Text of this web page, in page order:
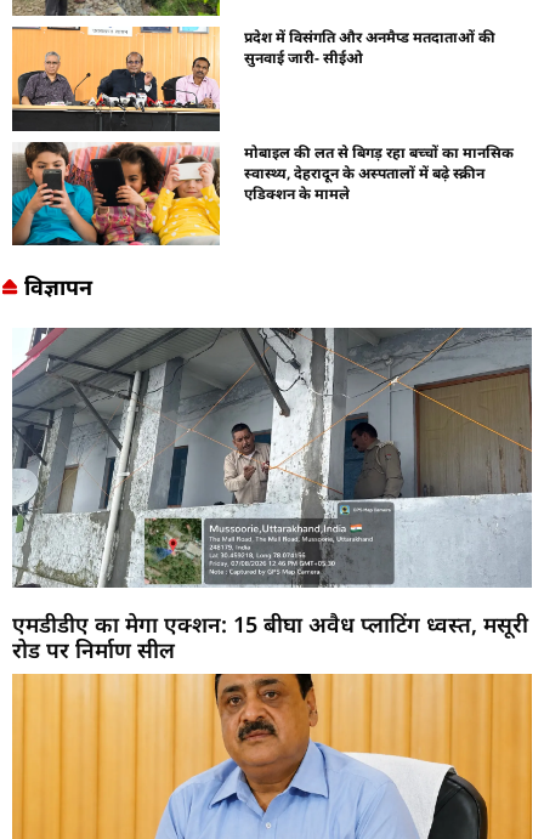
प्रदेश में विसंगति और अनमैप्ड मतदाताओं की
सुनवाई जारी- सीईओ
मोबाइल की लत से बिगड़ रहा बच्चों का मानसिक
स्वास्थ्य, देहरादून के अस्पतालों में बढ़े स्क्रीन
एडिक्शन के मामले
विज्ञापन
एमडीडीए का मेगा एक्शन: 15 बीघा अवैध प्लाटिंग ध्वस्त, मसूरी
रोड पर निर्माण सील